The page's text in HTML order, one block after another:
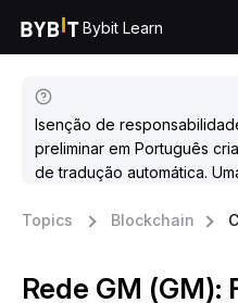
Bybit Learn
Isenção de
preliminar em Português
de tradução automática.
Topics
Blockchain
Rede GM (GM):